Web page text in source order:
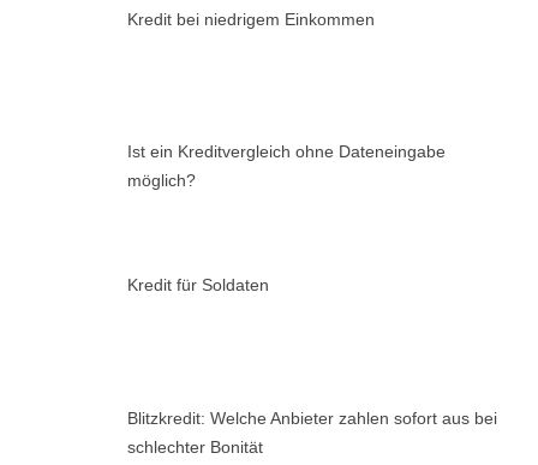
Kredit bei niedrigem Einkommen
Ist ein Kreditvergleich ohne Dateneingabe
möglich?
Kredit für Soldaten
Blitzkredit: Welche Anbieter zahlen sofort aus bei
schlechter Bonität